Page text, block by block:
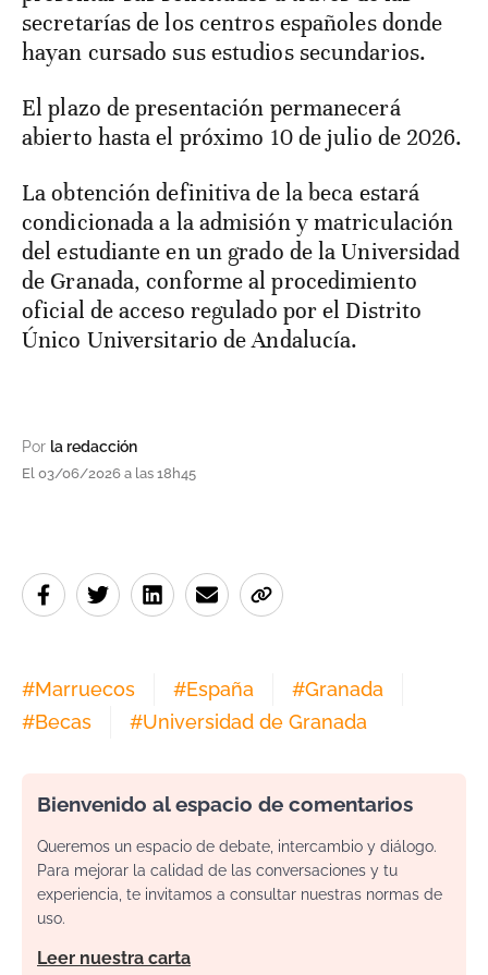
secretarías de los centros españoles donde
hayan cursado sus estudios secundarios.
El plazo de presentación permanecerá
abierto hasta el próximo 10 de julio de 2026.
La obtención definitiva de la beca estará
condicionada a la admisión y matriculación
del estudiante en un grado de la Universidad
de Granada, conforme al procedimiento
oficial de acceso regulado por el Distrito
Único Universitario de Andalucía.
Por la redacción
El 03/06/2026 a las 18h45
#Marruecos #España #Granada
#Becas #Universidad de Granada
Bienvenido al espacio de comentarios
Queremos un espacio de debate, intercambio y diálogo.
Para mejorar la calidad de las conversaciones y tu
experiencia, te invitamos a consultar nuestras normas de
uso.
Leer nuestra carta